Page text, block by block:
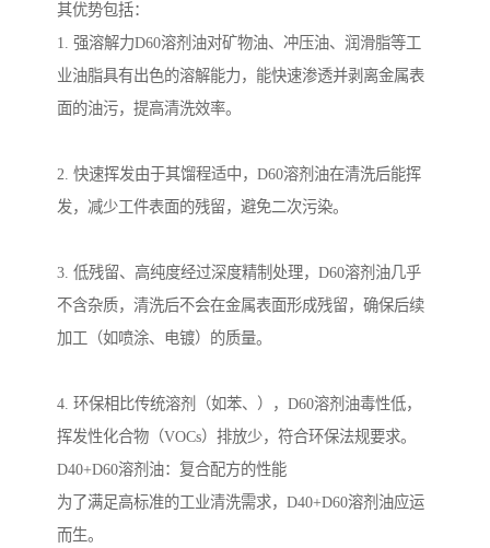
其优势包括：
1. 强溶解力D60溶剂油对矿物油、冲压油、润滑脂等工
业油脂具有出色的溶解能力，能快速渗透并剥离金属表
面的油污，提高清洗效率。
2. 快速挥发由于其馏程适中，D60溶剂油在清洗后能挥
发，减少工件表面的残留，避免二次污染。
3. 低残留、高纯度经过深度精制处理，D60溶剂油几乎
不含杂质，清洗后不会在金属表面形成残留，确保后续
加工（如喷涂、电镀）的质量。
4. 环保相比传统溶剂（如苯、），D60溶剂油毒性低，
挥发性化合物（VOCs）排放少，符合环保法规要求。
D40+D60溶剂油：复合配方的性能
为了满足高标准的工业清洗需求，D40+D60溶剂油应运
而生。